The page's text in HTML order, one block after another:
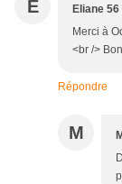
E Eliane 56
Merci à
<br />
Répondre
M